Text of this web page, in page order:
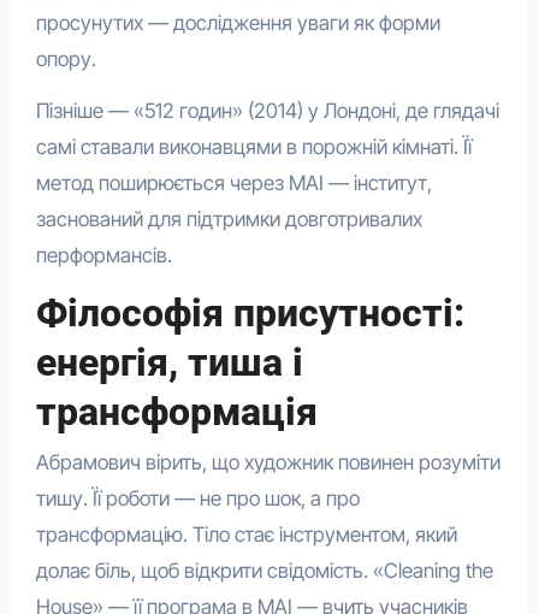
просунутих — дослідження уваги як форми
опору.
Пізніше — «512 годин» (2014) у Лондоні, де глядачі
самі ставали виконавцями в порожній кімнаті. Її
метод поширюється через MAI — інститут,
заснований для підтримки довготривалих
перформансів.
Філософія присутності:
енергія, тиша і
трансформація
Абрамович вірить, що художник повинен розуміти
тишу. Її роботи — не про шок, а про
трансформацію. Тіло стає інструментом, який
долає біль, щоб відкрити свідомість. «Cleaning the
House» — її програма в MAI — вчить учасників